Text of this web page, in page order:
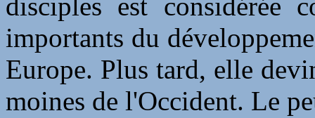
importants du
Europe. Plus tard, elle
moines de l'Occident. Le